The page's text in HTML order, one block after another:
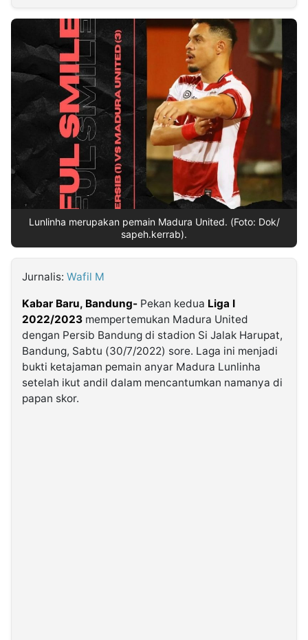
INDONESIA
Partner
Insight
NTB
Suara
Time
Lens
IDN
Daily
Jogja
Jalan
Rakyat
Idealita
News
Notice
Dinamikapost.com
Radar
Baru
Seedbacklink
Kabarbaru
Kabarbaru.co
2026
Lunlinha merupakan pemain Madura United. (Foto: Dok/
sapeh.kerrab).
Jurnalis: Wafil M
Kabar Baru, Bandung- Pekan kedua Liga I
2022/2023 mempertemukan Madura United
dengan Persib Bandung di stadion Si Jalak Harupat,
Bandung, Sabtu (30/7/2022) sore. Laga ini menjadi
bukti ketajaman pemain anyar Madura Lunlinha
setelah ikut andil dalam mencantumkan namanya di
papan skor.